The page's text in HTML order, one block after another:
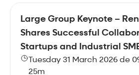
Large Group Keynote –
Shares Successful
Startups and Industrial
Tuesday 31 March 2026 de
25m